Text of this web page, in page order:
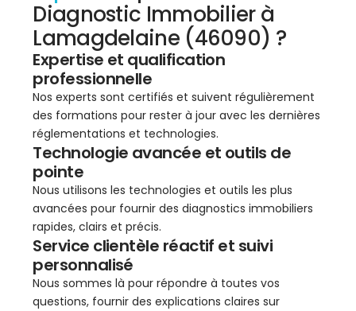
Diagnostic Immobilier à
Lamagdelaine (46090) ?
Expertise et qualification
professionnelle
Nos experts sont certifiés et suivent régulièrement
des formations pour rester à jour avec les dernières
réglementations et technologies.
Technologie avancée et outils de
pointe
Nous utilisons les technologies et outils les plus
avancées pour fournir des diagnostics immobiliers
rapides, clairs et précis.
Service clientèle réactif et suivi
personnalisé
Nous sommes là pour répondre à toutes vos
questions, fournir des explications claires sur